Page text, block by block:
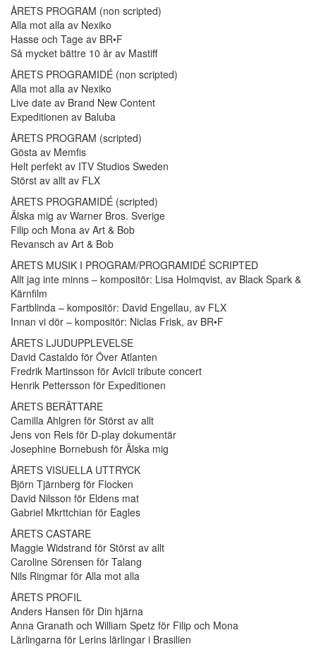
ÅRETS PROGRAM (non scripted)
Alla mot alla av Nexiko
Hasse och Tage av BR•F
Så mycket bättre 10 år av Mastiff
ÅRETS PROGRAMIDÉ (non scripted)
Alla mot alla av Nexiko
Live date av Brand New Content
Expeditionen av Baluba
ÅRETS PROGRAM (scripted)
Gösta av Memfis
Helt perfekt av ITV Studios Sweden
Störst av allt av FLX
ÅRETS PROGRAMIDÉ (scripted)
Älska mig av Warner Bros. Sverige
Filip och Mona av Art & Bob
Revansch av Art & Bob
ÅRETS MUSIK I PROGRAM/PROGRAMIDÉ SCRIPTED
Allt jag inte minns – kompositör: Lisa Holmqvist, av Black Spark &
Kärnfilm
Fartblinda – kompositör: David Engellau, av FLX
Innan vi dör – kompositör: Niclas Frisk, av BR•F
ÅRETS LJUDUPPLEVELSE
David Castaldo för Över Atlanten
Fredrik Martinsson för Avicii tribute concert
Henrik Pettersson för Expeditionen
ÅRETS BERÄTTARE
Camilla Ahlgren för Störst av allt
Jens von Reis för D-play dokumentär
Josephine Bornebush för Älska mig
ÅRETS VISUELLA UTTRYCK
Björn Tjärnberg för Flocken
David Nilsson för Eldens mat
Gabriel Mkrttchian för Eagles
ÅRETS CASTARE
Maggie Widstrand för Störst av allt
Caroline Sörensen för Talang
Nils Ringmar för Alla mot alla
ÅRETS PROFIL
Anders Hansen för Din hjärna
Anna Granath och William Spetz för Filip och Mona
Lärlingarna för Lerins lärlingar i Brasilien